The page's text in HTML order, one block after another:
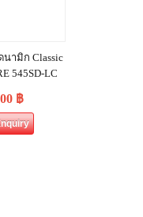
ามิก Classic
545SD-LC
฿